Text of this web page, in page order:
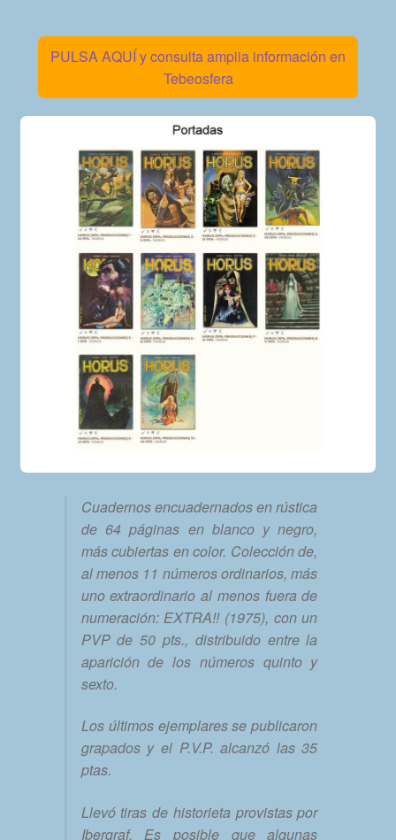
PULSA AQUÍ y consulta amplia información en
Tebeosfera
Cuadernos encuadernados en rústica
de 64 páginas en blanco y negro,
más cubiertas en color. Colección de,
al menos 11 números ordinarios, más
uno extraordinario al menos fuera de
numeración: EXTRA!! (1975), con un
PVP de 50 pts., distribuido entre la
aparición de los números quinto y
sexto.
Los últimos ejemplares se publicaron
grapados y el P.V.P. alcanzó las 35
ptas.
Llevó tiras de historieta provistas por
Ibergraf. Es posible que algunas